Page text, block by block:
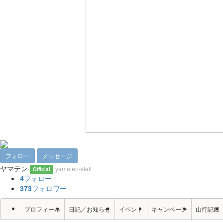
フォロー メッセージ
ヤマテン Official yamaten-staff
4フォロー
373フォロワー
プロフィール 日記／お知らせ イベント キャンペーン 山行記録